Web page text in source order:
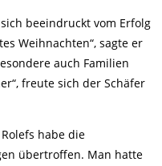
beeindruckt vom Erfolg
Weihnachten“, sagte er
auch Familien
freute sich der Schäfer
habe die
übertroffen. Man hatte